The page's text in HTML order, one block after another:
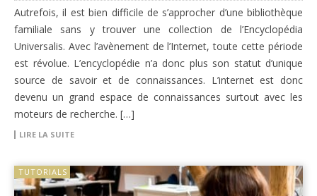
Autrefois, il est bien difficile de s’approcher d’une bibliothèque
familiale sans y trouver une collection de l’Encyclopédia
Universalis. Avec l’avènement de l’Internet, toute cette période
est révolue. L’encyclopédie n’a donc plus son statut d’unique
source de savoir et de connaissances. L’internet est donc
devenu un grand espace de connaissances surtout avec les
moteurs de recherche. […]
LIRE LA SUITE
TUTORIALS